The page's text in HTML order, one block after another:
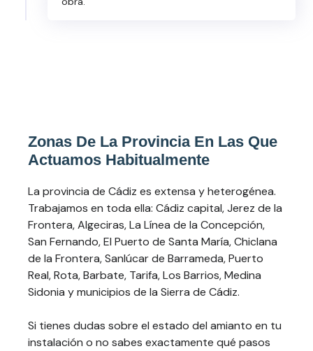
Zonas De La Provincia En Las Que
Actuamos Habitualmente
La provincia de Cádiz es extensa y heterogénea.
Trabajamos en toda ella: Cádiz capital, Jerez de la
Frontera, Algeciras, La Línea de la Concepción,
San Fernando, El Puerto de Santa María, Chiclana
de la Frontera, Sanlúcar de Barrameda, Puerto
Real, Rota, Barbate, Tarifa, Los Barrios, Medina
Sidonia y municipios de la Sierra de Cádiz.
Si tienes dudas sobre el estado del amianto en tu
instalación o no sabes exactamente qué pasos